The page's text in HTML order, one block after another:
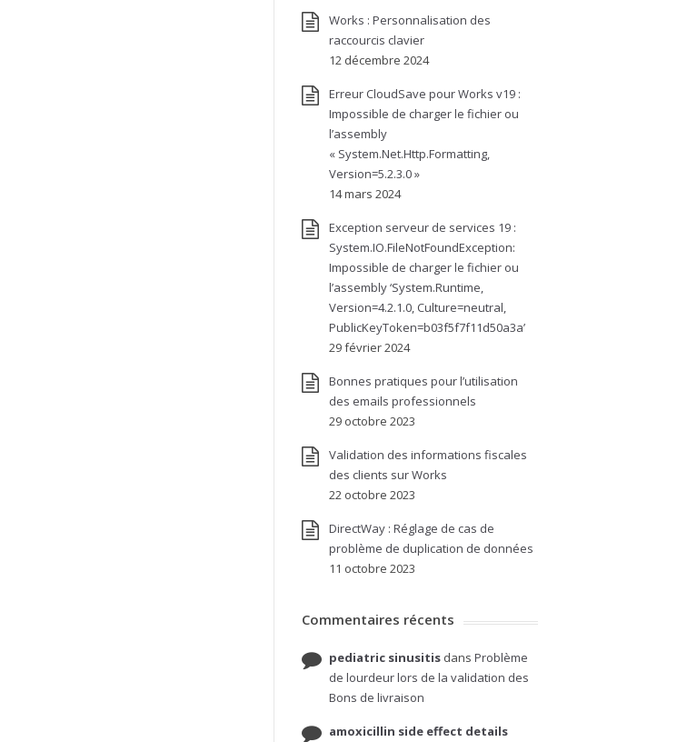
Works : Personnalisation des
raccourcis clavier
12 décembre 2024
Erreur CloudSave pour Works v19 :
Impossible de charger le fichier ou
l’assembly
« System.Net.Http.Formatting,
Version=5.2.3.0 »
14 mars 2024
Exception serveur de services 19 :
System.IO.FileNotFoundException:
Impossible de charger le fichier ou
l’assembly ‘System.Runtime,
Version=4.2.1.0, Culture=neutral,
PublicKeyToken=b03f5f7f11d50a3a’
29 février 2024
Bonnes pratiques pour l’utilisation
des emails professionnels
29 octobre 2023
Validation des informations fiscales
des clients sur Works
22 octobre 2023
DirectWay : Réglage de cas de
problème de duplication de données
11 octobre 2023
Commentaires récents
pediatric sinusitisdans Problème
de lourdeur lors de la validation des
Bons de livraison
amoxicillin side effect details